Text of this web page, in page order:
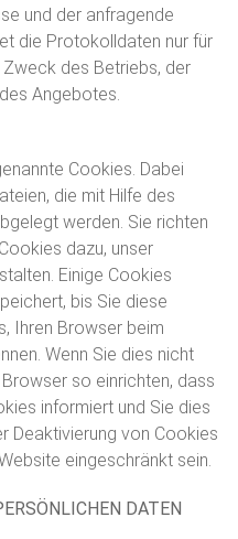
und der anfragende
die Protokolldaten nur für
des Betriebs, der
Angebotes.
Cookies. Dabei
die mit Hilfe des
werden. Sie richten
dazu, unser
Einige Cookies
bis Sie diese
Ihren Browser beim
Wenn Sie dies nicht
so einrichten, dass
informiert und Sie dies
Deaktivierung von Cookies
eingeschränkt sein.
DATEN